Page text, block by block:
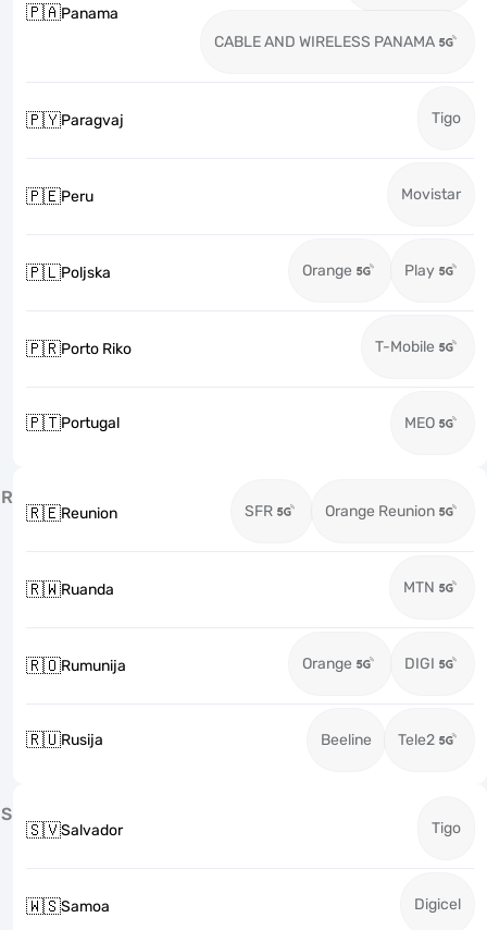
🇵🇦Panama
CABLE AND WIRELESS PANAMA
🇵🇾Paragvaj Tigo
🇵🇪Peru Movistar
🇵🇱Poljska Orange Play
🇵🇷Porto Riko T-Mobile
🇵🇹Portugal MEO
R
🇷🇪Reunion SFR Orange Reunion
🇷🇼Ruanda MTN
🇷🇴Rumunija Orange DIGI
🇷🇺Rusija Beeline Tele2
S
🇸🇻Salvador Tigo
🇼🇸Samoa Digicel